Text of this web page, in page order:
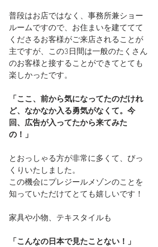
普段はお店ではなく、事務所兼ショー
ルームですので、お住まいを建ててて
くださるお客様がご来店されることが
主ですが、この3日間は一般のたくさん
のお客様と接することができてとても
楽しかったです。
「ここ、前から気になってたのだけれ
ど、なかなか入る勇気がなくて。今
回、広告が入ってたから来てみた
の！」
とおっしゃる方が非常に多くて、びっ
くりいたしました。
この機会にプレジールメゾンのことを
知っていただけてとても嬉しいです！
家具や小物、テキスタイルも
「こんなの日本で見たことない！」